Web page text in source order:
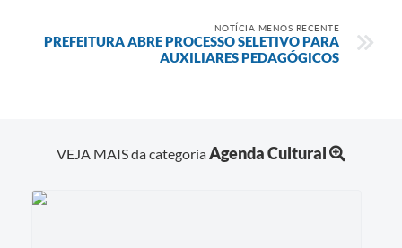
NOTÍCIA MENOS RECENTE
PREFEITURA ABRE PROCESSO SELETIVO PARA
AUXILIARES PEDAGÓGICOS
VEJA MAIS da categoriaAgenda Cultural